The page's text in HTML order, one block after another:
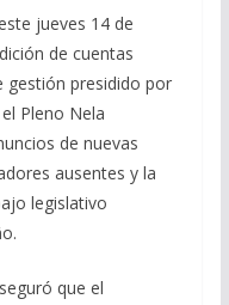
jueves 14 de
de cuentas
gestión presidido por
Pleno Nela
de nuevas
ausentes y la
legislativo
que el